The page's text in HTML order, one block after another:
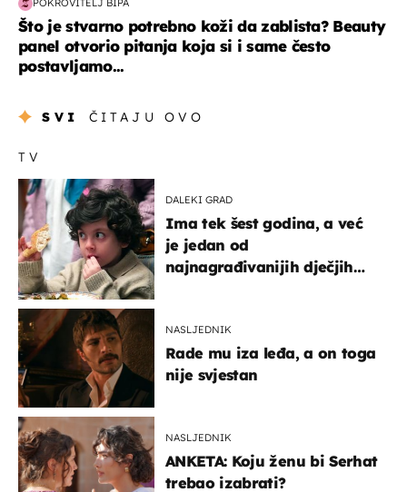
POKROVITELJ BIPA
Što je stvarno potrebno koži da zablista? Beauty
panel otvorio pitanja koja si i same često
postavljamo...
SVI ČITAJU OVO
TV
DALEKI GRAD
Ima tek šest godina, a već
je jedan od
najnagrađivanijih dječjih
NASLJEDNIK
Rade mu iza leđa, a on toga
nije svjestan
NASLJEDNIK
ANKETA: Koju ženu bi Serhat
trebao izabrati?